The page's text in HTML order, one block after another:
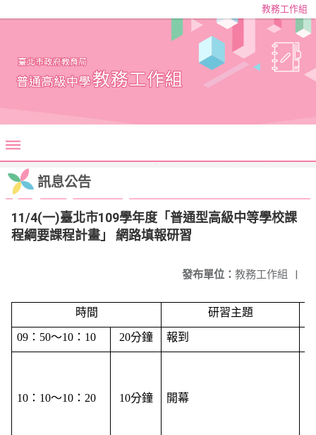
教務工作組
訊息公告
11/4(一)臺北市109學年度「普通型高級中等學校課
程綱要課程計畫」 網路填報研習
發布單位： 教務工作組 |
時間 研習主題
09 ：50～10：10 20分鐘 報到
10 ：10～10：20 10分鐘 開幕